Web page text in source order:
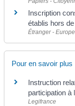
Inscription
établis hors
Étranger - Europe
Pour en savoir plus
Instruction
participation à
Legifrance